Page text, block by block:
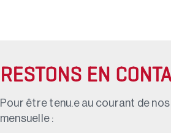
RESTONS EN
Pour être tenu.e au courant de
mensuelle :